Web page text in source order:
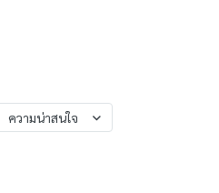
ความน่าสนใจ